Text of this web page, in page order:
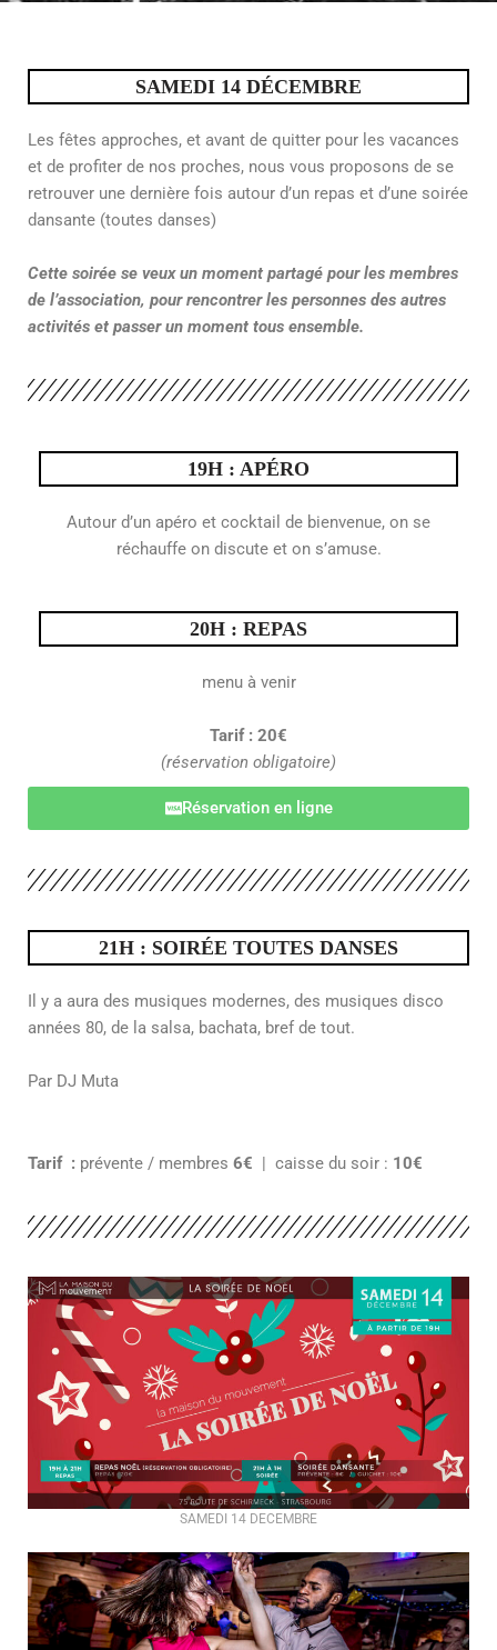
SAMEDI 14 DÉCEMBRE
Les fêtes approches, et avant de quitter pour les vacances
et de profiter de nos proches, nous vous proposons de se
retrouver une dernière fois autour d’un repas et d’une soirée
dansante (toutes danses)
Cette soirée se veux un moment partagé pour les membres
de l’association, pour rencontrer les personnes des autres
activités et passer un moment tous ensemble.
19H : APÉRO
Autour d’un apéro et cocktail de bienvenue, on se
réchauffe on discute et on s’amuse.
20H : REPAS
menu à venir
Tarif : 20€
(réservation obligatoire)
Réservation en ligne
21H : SOIRÉE TOUTES DANSES
Il y a aura des musiques modernes, des musiques disco
années 80, de la salsa, bachata, bref de tout.
Par DJ Muta
Tarif : prévente / membres 6€ | caisse du soir : 10€
SAMEDI 14 DECEMBRE